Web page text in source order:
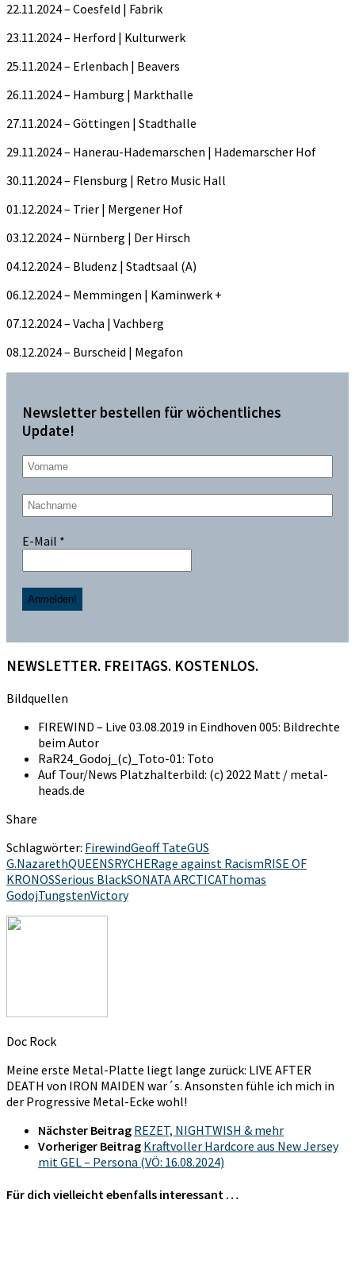
22.11.2024 – Coesfeld | Fabrik
23.11.2024 – Herford | Kulturwerk
25.11.2024 – Erlenbach | Beavers
26.11.2024 – Hamburg | Markthalle
27.11.2024 – Göttingen | Stadthalle
29.11.2024 – Hanerau-Hademarschen | Hademarscher Hof
30.11.2024 – Flensburg | Retro Music Hall
01.12.2024 – Trier | Mergener Hof
03.12.2024 – Nürnberg | Der Hirsch
04.12.2024 – Bludenz | Stadtsaal (A)
06.12.2024 – Memmingen | Kaminwerk +
07.12.2024 – Vacha | Vachberg
08.12.2024 – Burscheid | Megafon
Newsletter bestellen für wöchentliches
Update!
E-Mail *
NEWSLETTER. FREITAGS. KOSTENLOS.
Bildquellen
FIREWIND – Live 03.08.2019 in Eindhoven 005: Bildrechte
beim Autor
RaR24_Godoj_(c)_Toto-01: Toto
Auf Tour/News Platzhalterbild: (c) 2022 Matt / metal-
heads.de
Share
Schlagwörter: FirewindGeoff TateGUS
G.NazarethQUEENSRYCHERage against RacismRISE OF
KRONOSSerious BlackSONATA ARCTICAThomas
GodojTungstenVictory
Doc Rock
Meine erste Metal-Platte liegt lange zurück: LIVE AFTER
DEATH von IRON MAIDEN war´s. Ansonsten fühle ich mich in
der Progressive Metal-Ecke wohl!
Nächster Beitrag REZET, NIGHTWISH & mehr
Vorheriger Beitrag Kraftvoller Hardcore aus New Jersey
mit GEL – Persona (VÖ: 16.08.2024)
Für dich vielleicht ebenfalls interessant …